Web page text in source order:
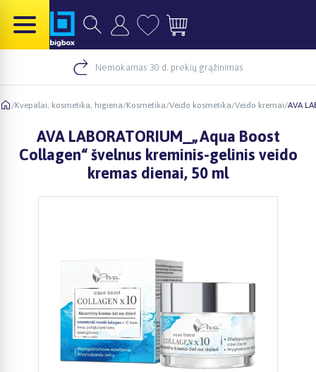
Nemokamas 30 d. prekių grąžinimas
/Kvepalai, kosmetika, higiena/Kosmetika/Veido kosmetika/Veido kremai/AVA
AVA LABORATORIUM_„Aqua Boost
Collagen“ švelnus kreminis-gelinis veido
kremas dienai, 50 ml